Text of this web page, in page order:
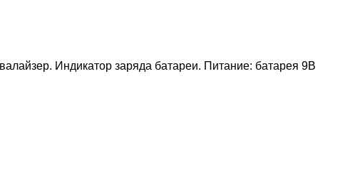
Индикатор заряда батареи. Питание: батарея 9В